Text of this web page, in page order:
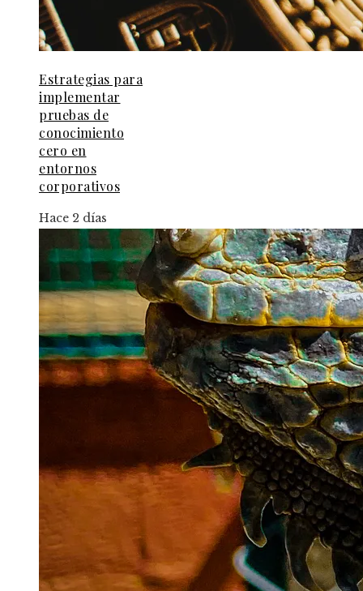
Estrategias para
implementar
pruebas de
conocimiento
cero en
entornos
corporativos
Hace 2 días